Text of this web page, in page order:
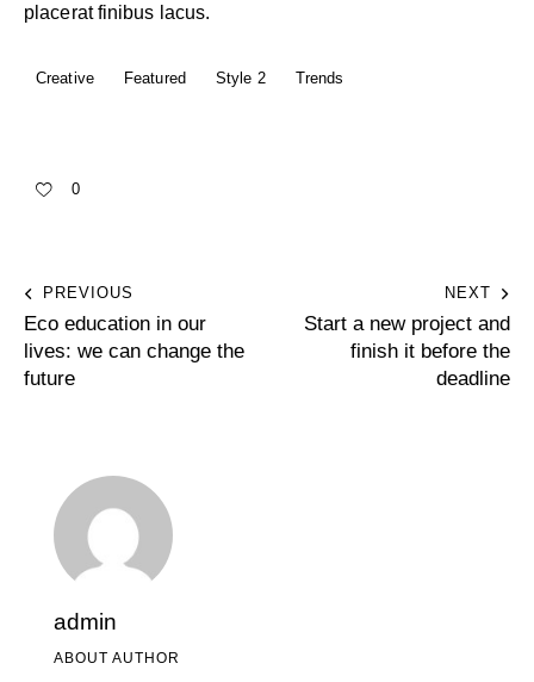
placerat finibus lacus.
Creative Featured Style 2 Trends
0
PREVIOUS
Eco education in our
lives: we can change the
future
NEXT
Start a new project and
finish it before the
deadline
admin
ABOUT AUTHOR